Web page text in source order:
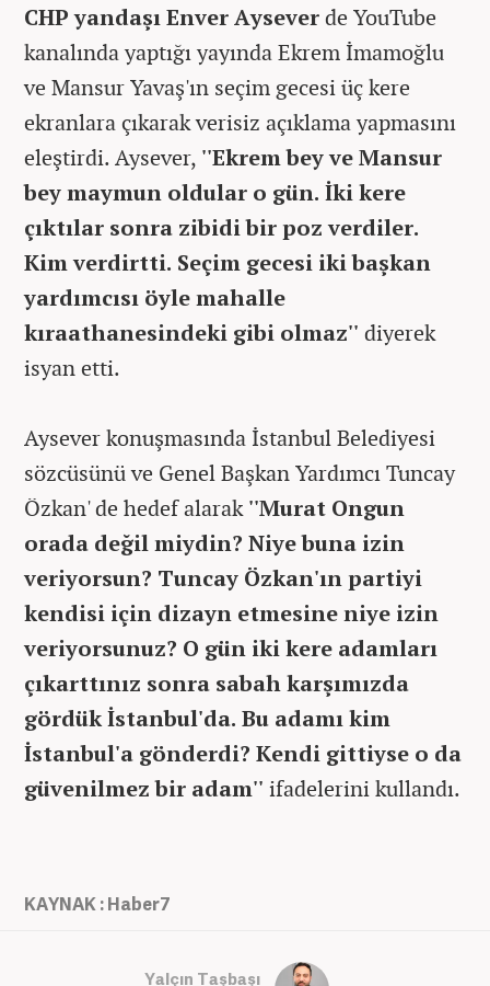
CHP yandaşı Enver Ayseverde YouTube
kanalında yaptığı yayında Ekrem İmamoğlu
ve Mansur Yavaş'ın seçim gecesi üç kere
ekranlara çıkarak verisiz açıklama yapmasını
eleştirdi. Aysever, ''Ekrem bey ve Mansur
bey maymun oldular o gün. İki kere
çıktılar sonra zibidi bir poz verdiler.
Kim verdirtti. Seçim gecesi iki başkan
yardımcısı öyle mahalle
kıraathanesindeki gibi olmaz'' diyerek
isyan etti.
Aysever konuşmasında İstanbul Belediyesi
sözcüsünü ve Genel Başkan Yardımcı Tuncay
Özkan' de hedef alarak''Murat Ongun
orada değil miydin? Niye buna izin
veriyorsun? Tuncay Özkan'ın partiyi
kendisi için dizayn etmesine niye izin
veriyorsunuz? O gün iki kere adamları
çıkarttınız sonra sabah karşımızda
gördük İstanbul'da. Bu adamı kim
İstanbul'a gönderdi? Kendi gittiyse o da
güvenilmez bir adam'' ifadelerini kullandı.
KAYNAK : Haber7
Yalçın Taşbaşı